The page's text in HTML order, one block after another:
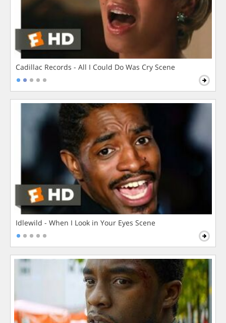
Cadillac Records - All I Could Do Was Cry Scene
Idlewild - When I Look in Your Eyes Scene